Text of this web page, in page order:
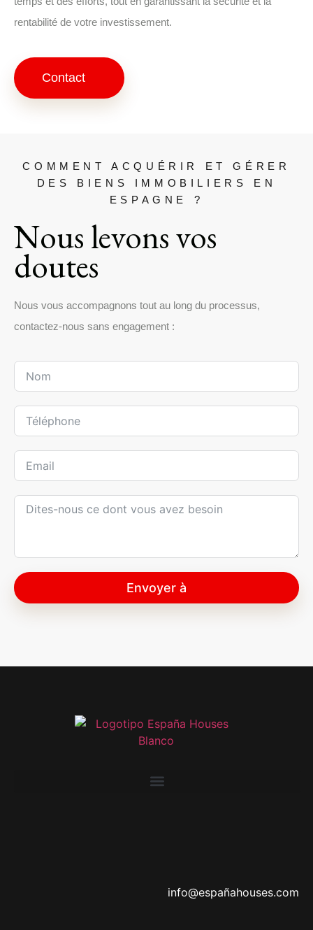
rentabilité de votre investissement.
Contact
COMMENT ACQUÉRIR ET GÉRER
DES BIENS IMMOBILIERS EN
ESPAGNE ?
Nous levons vos
doutes
Nous vous accompagnons tout au long du processus,
contactez-nous sans engagement :
Envoyer à
info@españahouses.com